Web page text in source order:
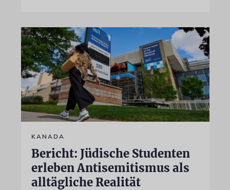
KANADA
Bericht: Jüdische Studenten
erleben Antisemitismus als
alltägliche Realität